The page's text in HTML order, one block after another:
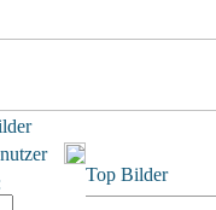
Top Bilder